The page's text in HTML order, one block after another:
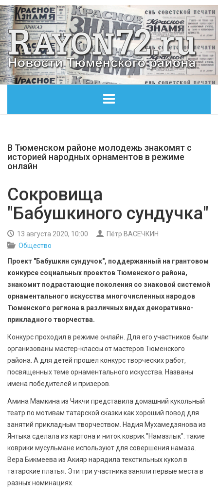
ОБЩЕСТВО
КУЛЬТУРА
БЕЗОПАСНОСТЬ
СПОРТ
АРХИВ PDF
В Тюменском районе молодежь знакомят с
историей народных орнаментов в режиме
онлайн
Сокровища
"Бабушкиного сундучка"
13 августа 2020, 10:00
Пётр ВАСЕЧКИН
Общество
Проект "Бабушкин сундучок", поддержанный на грантовом
конкурсе социальных проектов Тюменского района,
знакомит подрастающие поколения со знаковой системой
орнаментального искусства многочисленных народов
Тюменского региона в различных видах декоративно-
прикладного творчества.
Конкурс проходил в режиме онлайн. Для его участников были
организованы мастер-классы от мастеров Тюменского
района. А для детей прошел конкурс творческих работ,
посвященных теме орнаментального искусства. Названы
имена победителей и призеров.
Амина Мамкина из Чикчи представила домашний кукольный
театр по мотивам татарской сказки как хороший повод для
занятий прикладным творчеством. Надия Мухамедзянова из
Янтыка сделала из картона и ниток коврик "Намазлык": такие
коврики мусульмане используют для совершения намаза.
Вера Бикмеева из Акияр нарядила текстильных кукол в
татарские платья. Эти три участника заняли первые места в
разных номинациях.